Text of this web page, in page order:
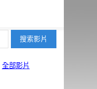
全部影片